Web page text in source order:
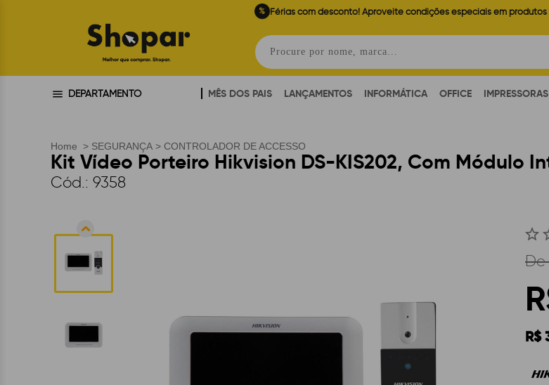
% Férias com desconto! Aproveite condições especiais em produtos
DEPARTAMENTO MÊS DOS PAIS LANÇAMENTOS INFORMÁTICA OFFICE IMPRESSORAS
Home > SEGURANÇA > CONTROLADOR DE ACCESSO
Kit Vídeo Porteiro Hikvision DS-KIS202, Com Módulo
Cód.: 9358
De
R$